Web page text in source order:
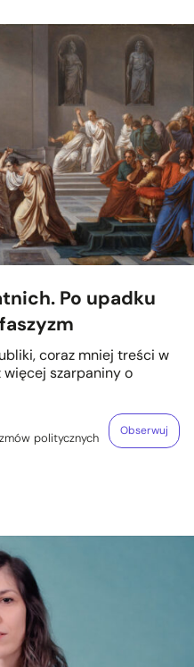
Po upadku
coraz mniej treści w
szarpaniny o
politycznych
Obserwuj